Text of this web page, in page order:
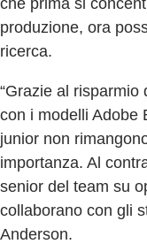
produzione, ora
ricerca.
“Grazie al
con i modelli Adobe
junior non
importanza. Al
senior del team su
collaborano con gli
Anderson.